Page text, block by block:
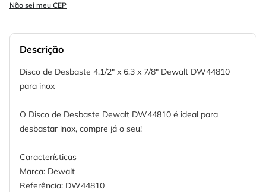
Não sei meu CEP
Descrição
Disco de Desbaste 4.1/2" x 6,3 x 7/8" Dewalt DW44810
para inox
O Disco de Desbaste Dewalt DW44810 é ideal para
desbastar inox, compre já o seu!
Características
Marca: Dewalt
Referência: DW44810